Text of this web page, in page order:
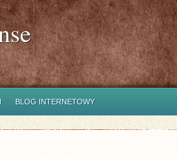
BLOG INTERNETOWY